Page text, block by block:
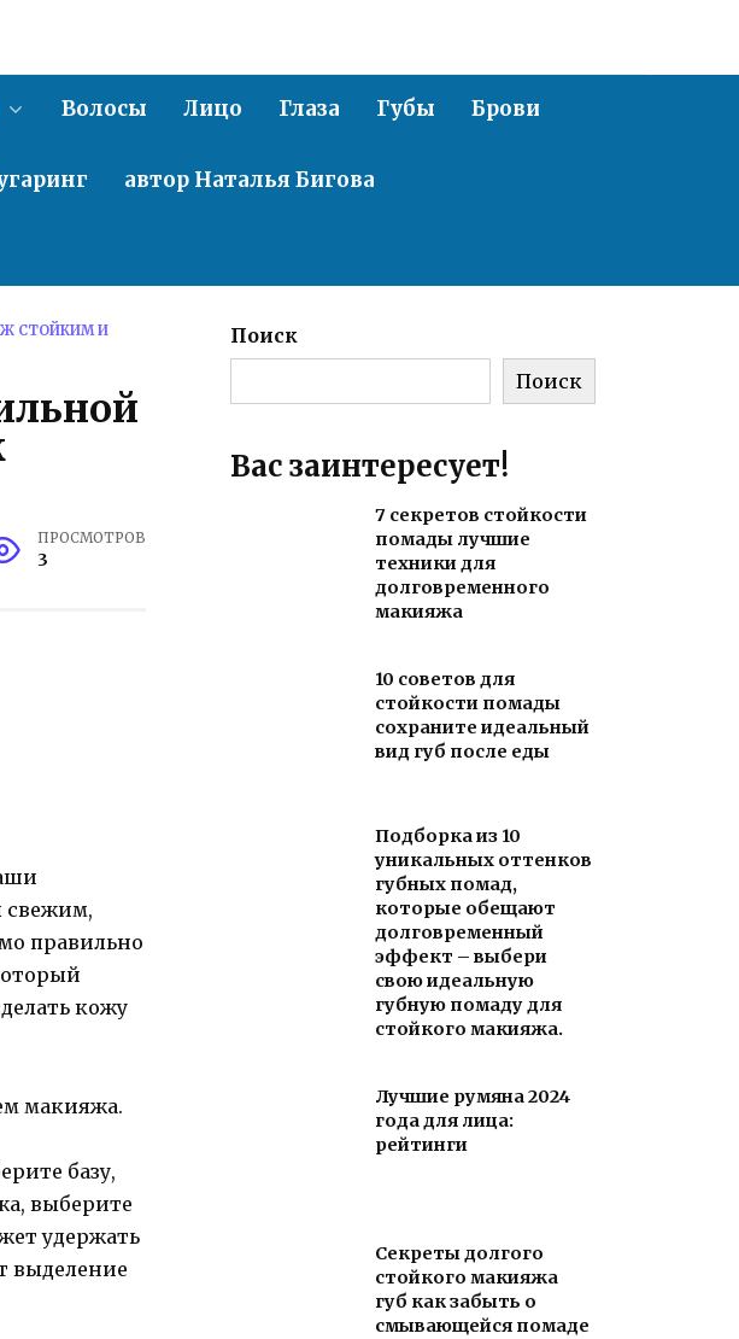
Волосы Лицо Глаза Губы Брови
автор Наталья Бигова
СТОЙКИМ И
ПРОСМОТРОВ
3
свежим,
правильно
кожу
макияжа.
базу,
выберите
удержать
выделение
Поиск
Поиск
Вас заинтересует!
7 секретов стойкости
помады лучшие
техники для
долговременного
макияжа
10 советов для
стойкости помады
сохраните идеальный
вид губ после еды
Подборка из 10
уникальных оттенков
губных помад,
которые обещают
долговременный
эффект – выбери
свою идеальную
губную помаду для
стойкого макияжа.
Лучшие румяна 2024
года для лица:
рейтинги
Секреты долгого
стойкого макияжа
губ как забыть о
смывающейся помаде